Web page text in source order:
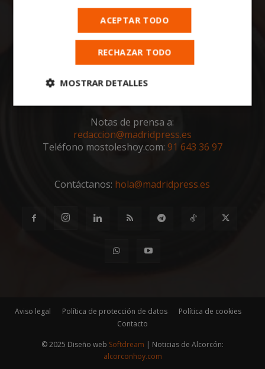
Todas las noticias de Móstoles en
toda la actualidad, noticias, eventos, ocio y
Notas de prensa a:
redaccion@madridpress.es
Teléfono mostoleshoy.com: 91 643 36 97
Contáctanos: hola@madridpress.es
Aviso legal Política de protección de datos
Política de cookies
Contacto
© 2025 Diseño web Softdream | Noticias de Alcorcón:
alcorconhoy.com
ACEPTAR TODO
RECHAZAR TODO
MOSTRAR DETALLES
Cookies
estrictamente
necesarias
Cookies de
preferencias
funcionalidad
Cookies estrictamente necesarias
Cookies de rendimiento
Cookies de preferencias
Cookies de funcionalidad